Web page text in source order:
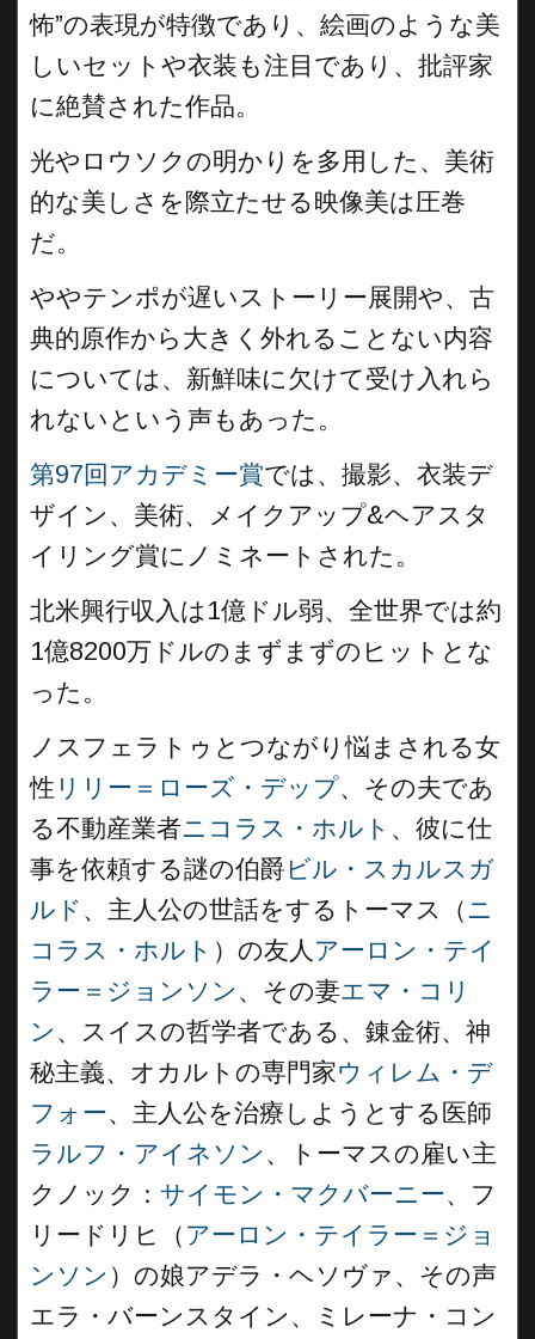
怖”の表現が特徴であり、絵画のような美
しいセットや衣装も注目であり、批評家
に絶賛された作品。
光やロウソクの明かりを多用した、美術
的な美しさを際立たせる映像美は圧巻
だ。
ややテンポが遅いストーリー展開や、古
典的原作から大きく外れることない内容
については、新鮮味に欠けて受け入れら
れないという声もあった。
第97回アカデミー賞では、撮影、衣装デ
ザイン、美術、メイクアップ&ヘアスタ
イリング賞にノミネートされた。
北米興行収入は1億ドル弱、全世界では約
1億8200万ドルのまずまずのヒットとな
った。
ノスフェラトゥとつながり悩まされる女
性 リリー＝ローズ・デップ、その夫であ
る不動産業者ニコラス・ホルト 、彼に仕
事を依頼する謎の伯爵 ビル・スカルスガ
ルド 、主人公の世話をするトーマス（ニ
コラス・ホルト ）の友人 アーロン・テイ
ラー＝ジョンソン 、その妻エマ・コリ
ン 、スイスの哲学者である、錬金術、神
秘主義、オカルトの専門家ウィレム・デ
フォー、主人公を治療しようとする医師
ラルフ・アイネソン 、トーマスの雇い主
クノック： サイモン・マクバーニー、フ
リードリヒ（ アーロン・テイラー＝ジョ
ンソン ）の娘アデラ・ヘソヴァ、その声
エラ・バーンスタイン、ミレーナ・コン